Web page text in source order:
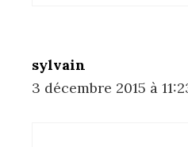
sylvain
3 décembre 2015 à